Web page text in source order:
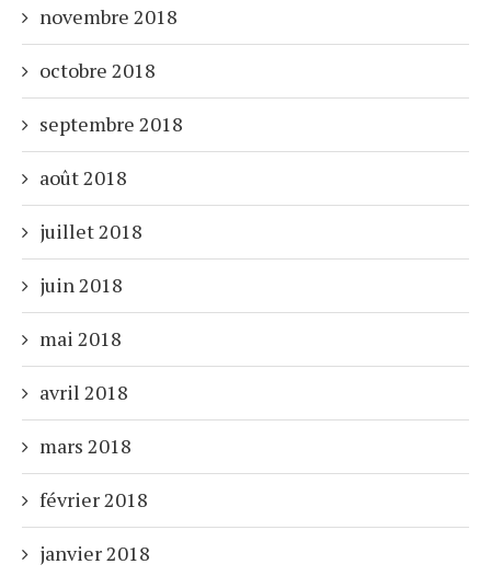
novembre 2018
octobre 2018
septembre 2018
août 2018
juillet 2018
juin 2018
mai 2018
avril 2018
mars 2018
février 2018
janvier 2018